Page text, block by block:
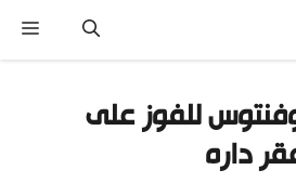
للفوز على
داره